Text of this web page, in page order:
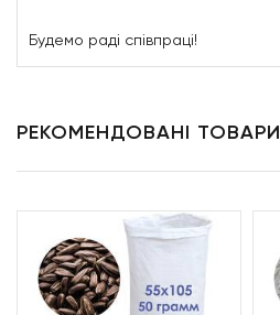
Будемо раді співпраці!
РЕКОМЕНДОВАНІ ТОВАРИ